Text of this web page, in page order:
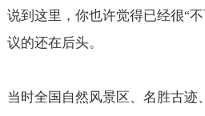
说到这里，你也许觉得已经很“
议的还在后头。
当时全国自然风景区、名胜古迹